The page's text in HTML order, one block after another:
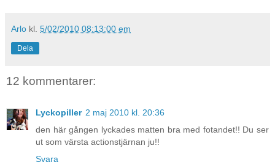
Arlo kl. 5/02/2010 08:13:00 em
Dela
12 kommentarer:
Lyckopiller 2 maj 2010 kl. 20:36
den här gången lyckades matten bra med fotandet!! Du ser
ut som värsta actionstjärnan ju!!
Svara